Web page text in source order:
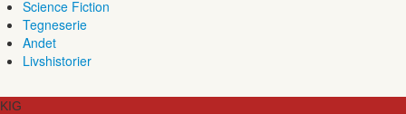
Science Fiction
Tegneserie
Andet
Livshistorier
KIG